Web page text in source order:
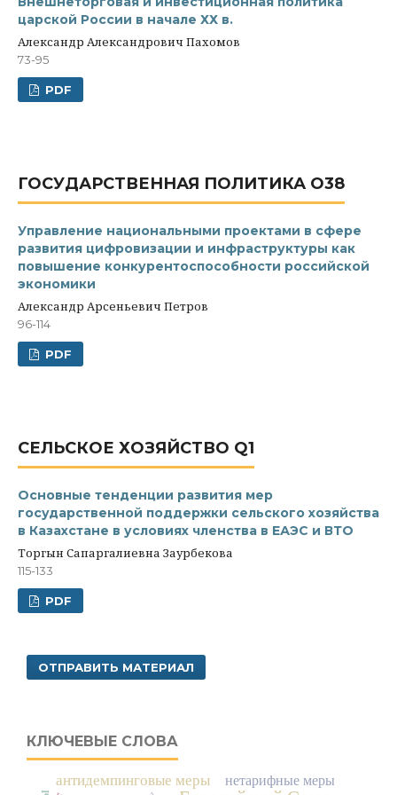
царской России в начале ХХ в.
Александр Александрович Пахомов
73-95
PDF
ГОСУДАРСТВЕННАЯ ПОЛИТИКА O38
Управление национальными проектами в сфере
развития цифровизации и инфраструктуры как
повышение конкурентоспособности российской
экономики
Александр Арсеньевич Петров
96-114
PDF
СЕЛЬСКОЕ ХОЗЯЙСТВО Q1
Основные тенденции развития мер
государственной поддержки сельского хозяйства
в Казахстане в условиях членства в ЕАЭС и ВТО
Торгын Сапаргалиевна Заурбекова
115-133
PDF
ОТПРАВИТЬ МАТЕРИАЛ
КЛЮЧЕВЫЕ СЛОВА
антидемпинговые меры нетарифные меры